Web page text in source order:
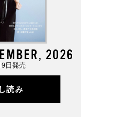
2026
日発売
読み